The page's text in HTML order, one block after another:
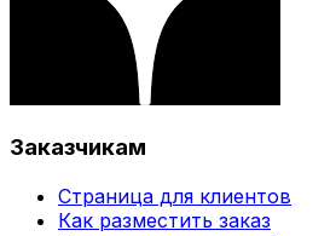
Заказчикам
Страница для клиентов
Как разместить заказ